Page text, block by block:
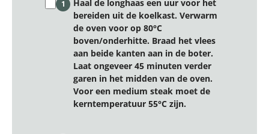
1
Haal de longhaas een uur voor het
bereiden uit de koelkast. Verwarm
de oven voor op 80°C
boven/onderhitte. Braad het vlees
aan beide kanten aan in de boter.
Laat ongeveer 45 minuten verder
garen in het midden van de oven.
Voor een medium steak moet de
kerntemperatuur 55°C zijn.